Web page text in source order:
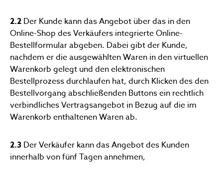
2.2 Der Kunde kann das Angebot über das in den
Online-Shop des Verkäufers integrierte Online-
Bestellformular abgeben. Dabei gibt der Kunde,
nachdem er die ausgewählten Waren in den virtuellen
Warenkorb gelegt und den elektronischen
Bestellprozess durchlaufen hat, durch Klicken des den
Bestellvorgang abschließenden Buttons ein rechtlich
verbindliches Vertragsangebot in Bezug auf die im
Warenkorb enthaltenen Waren ab.
2.3 Der Verkäufer kann das Angebot des Kunden
innerhalb von fünf Tagen annehmen,